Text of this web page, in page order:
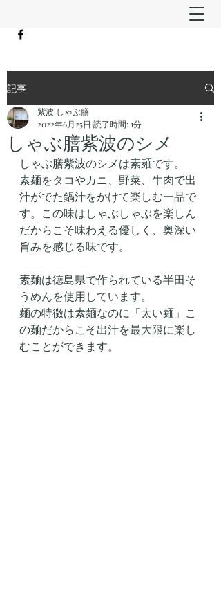
記事
しゃぶ膳紫波のシメ
紫波 しゃぶ膳
2022年6月25日 読了時間: 1分
しゃぶ膳紫波のシメは素麺です。
素麺をタコやカニ、野菜、牛肉で出
汁がでた鍋汁をかけて楽しむ一品で
す。この味はしゃぶしゃぶを楽しん
だからこそ味わえる優しく、奥深い
旨みを感じる味です。
素麺は徳島県で作られている半田そ
うめんを使用しています。
麺の特徴は素麺なのに「太い麺」こ
の麺だからこそ出汁を最大限に楽し
むことができます。